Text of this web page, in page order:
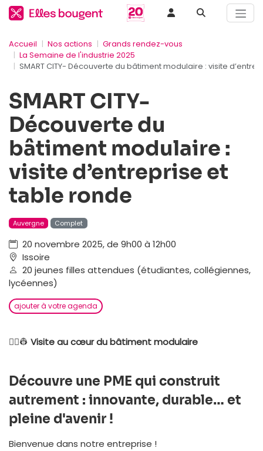
Accueil Nos actions
Grands rendez-vous
La Semaine de l'industrie 2025
SMART CITY- Découverte du bâtiment modulaire : visite
SMART CITY-
Découverte du
bâtiment modulaire :
visite d’entreprise et
table ronde
Auvergne Complet
20 novembre 2025, de 9h00 à 12h00
Issoire
20 jeunes filles attendues (étudiantes, collégiennes,
lycéennes)
ajouter à votre agenda
👷‍♀️👷 Visite au cœur du bâtiment modulaire
Découvre une PME qui construit
autrement : innovante, durable… et
pleine d'avenir !
Bienvenue dans notre entreprise !